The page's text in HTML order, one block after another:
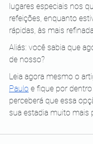
lugares especiais nos
refeições, enquanto
rápidas, às mais
Aliás: você sabia que
de nosso?
Leia agora mesmo o
Paulo e fique por
perceberá que essa
sua estadia muito mais